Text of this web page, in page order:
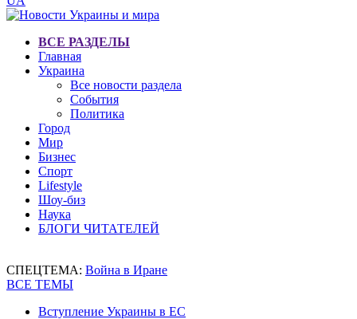
ВСЕ РАЗДЕЛЫ
Главная
Украина
Все новости раздела
События
Политика
Город
Мир
Бизнес
Спорт
Lifestyle
Шоу-биз
Наука
БЛОГИ ЧИТАТЕЛЕЙ
СПЕЦТЕМА: Война в Иране
ВСЕ ТЕМЫ
Вступление Украины в ЕС